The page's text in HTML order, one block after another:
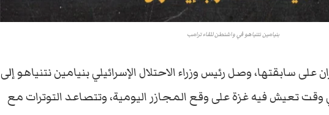
بنيامين نتنياهو في واشنطن للقاء ترامب
سابقتها، وصل رئيس وزراء الاحتلال الإسرائيلي بنيامين نتنياهو إلى
تعيش فيه غزة على وقع المجازر اليومية، وتتصاعد التوترات مع